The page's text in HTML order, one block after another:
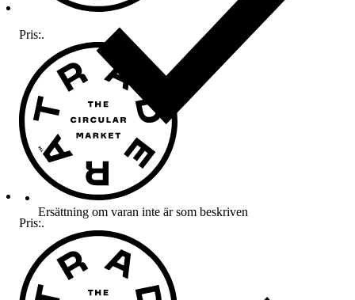
Ersättning om varan inte är som beskriven
Pris:.
Pris:.